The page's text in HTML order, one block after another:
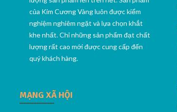
của Kim Cương Vàng luôn được kiểm
nghiệm nghiêm ngặt và lựa chọn khắt
khe nhất. Chỉ những sản phẩm đạt chất
lượng rất cao mới được cung cấp đến
quý khách hàng.
MẠNG XÃ HỘI